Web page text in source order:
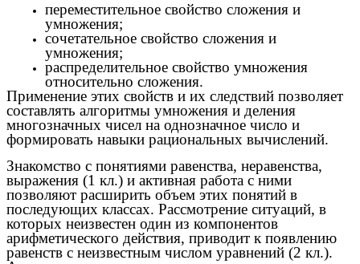
переместительное свойство сложения и
умножения;
сочетательное свойство сложения и
умножения;
распределительное свойство умножения
относительно сложения.
Применение этих свойств и их следствий позволяет
составлять алгоритмы умножения и деления
многозначных чисел на однозначное число и
формировать навыки рациональных вычислений.
Знакомство с понятиями равенства, неравенства,
выражения (1 кл.) и активная работа с ними
позволяют расширить объем этих понятий в
последующих классах. Рассмотрение ситуаций, в
которых неизвестен один из компонентов
арифметического действия, приводит к появлению
равенств с неизвестным числом уравнений (2 кл.).